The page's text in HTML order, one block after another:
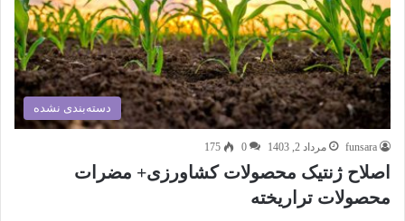
دسته‌بندی نشده
funsara مرداد 2, 1403 0
175
اصلاح ژنتیک محصولات کشاورزی+ مضرات
محصولات تراریخته